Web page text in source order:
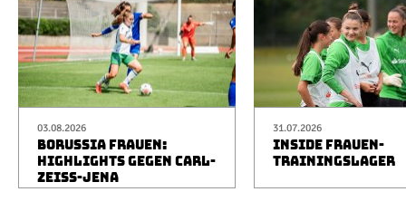
03.08.2026
BORUSSIA FRAUEN:
HIGHLIGHTS GEGEN CARL-
ZEISS-JENA
31.07.2026
INSIDE FRAUEN-
TRAININGSLAGER